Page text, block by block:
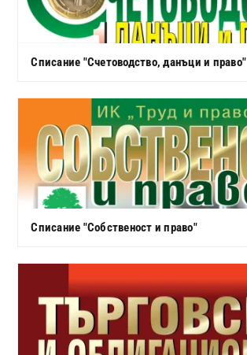
Списание "Счетоводство, данъци и право"
Списание "Собственост и право"